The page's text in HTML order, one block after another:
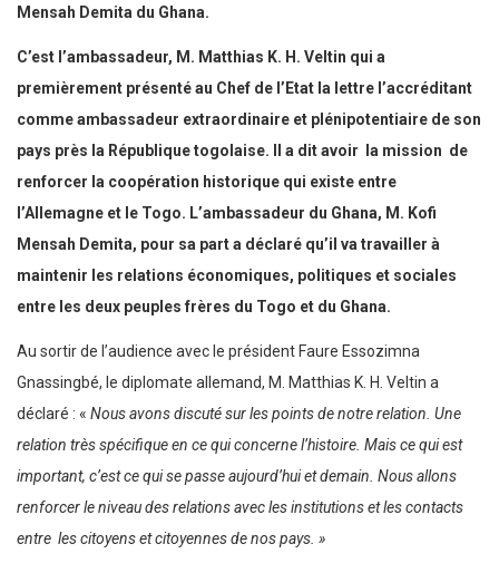
Mensah Demita du Ghana.
C’est l’ambassadeur, M. Matthias K. H. Veltin qui a
premièrement présenté au Chef de l’Etat la lettre l’accréditant
comme ambassadeur extraordinaire et plénipotentiaire de son
pays près la République togolaise. Il a dit avoir la mission de
renforcer la coopération historique qui existe entre
l’Allemagne et le Togo. L’ambassadeur du Ghana, M. Kofi
Mensah Demita, pour sa part a déclaré qu’il va travailler à
maintenir les relations économiques, politiques et sociales
entre les deux peuples frères du Togo et du Ghana.
Au sortir de l’audience avec le président Faure Essozimna
Gnassingbé, le diplomate allemand, M. Matthias K. H. Veltin a
déclaré : « Nous avons discuté sur les points de notre relation. Une
relation très spécifique en ce qui concerne l’histoire. Mais ce qui est
important, c’est ce qui se passe aujourd’hui et demain. Nous allons
renforcer le niveau des relations avec les institutions et les contacts
entre les citoyens et citoyennes de nos pays. »